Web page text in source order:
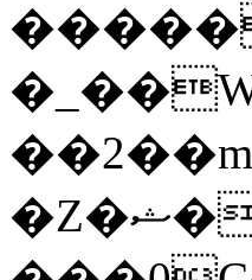
�Z�ޝ��V�}Y�I�ծ�O�����S��]z��w��7�޷�����h���u��7w.ϻ���8X��ͮ�����W�dm�Jߜ��q/>?